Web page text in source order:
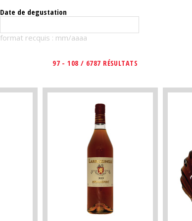
Date de degustation
format recquis : mm/aaaa
97 - 108 / 6787 RÉSULTATS